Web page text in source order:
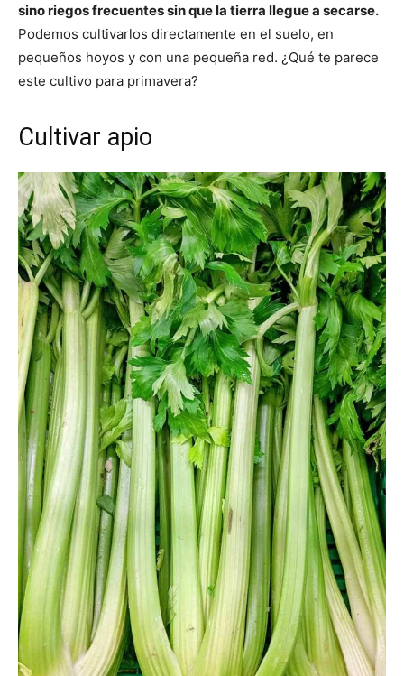
sino riegos frecuentes sin que la tierra llegue a secarse.
Podemos cultivarlos directamente en el suelo, en
pequeños hoyos y con una pequeña red. ¿Qué te parece
este cultivo para primavera?
Cultivar apio